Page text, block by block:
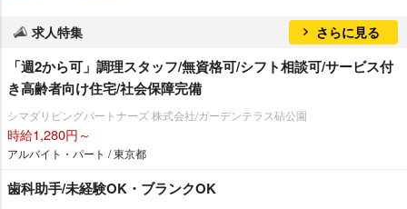
求人特集 さらに見る
「週2から可」調理スタッフ/無資格可/シフト相談可/サービス付
き高齢者向け住宅/社会保障完備
シマダリビングパートナーズ 株式会社/ガーデンテラス砧公園
時給1,280円～
アルバイト・パート / 東京都
歯科助手/未経験OK・ブランクOK